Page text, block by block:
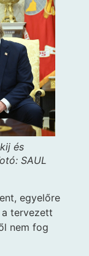
és
SAUL
egyelőre
tervezett
nem fog